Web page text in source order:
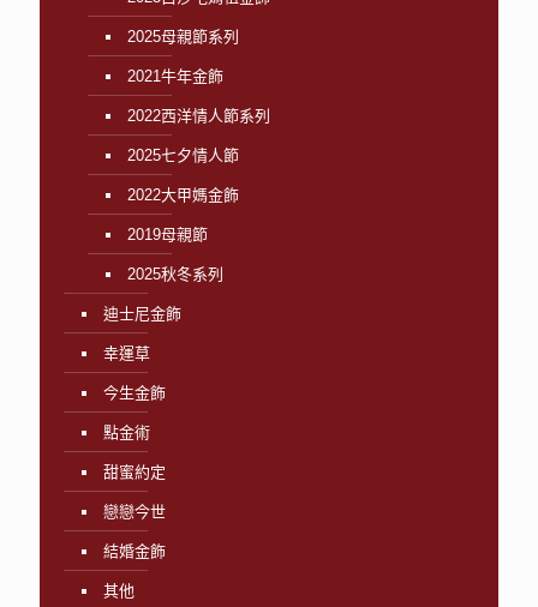
2025母親節系列
2021牛年金飾
2022西洋情人節系列
2025七夕情人節
2022大甲媽金飾
2019母親節
2025秋冬系列
迪士尼金飾
幸運草
今生金飾
點金術
甜蜜約定
戀戀今世
結婚金飾
其他